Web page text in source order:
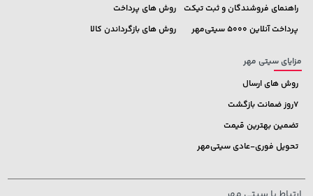
راهنمای فروشندگان و ثبت تیکت
پرداخت آنلاین 5000 سیتی‌مهر
روش های پرداخت
روش های بازگرداندن کالا
مزایای سیتی مهر
روش های ارسال
7روز ضمانت بازگشت
تضمین بهترین قیمت
تحویل فوری-عادی سیتی‌مهر